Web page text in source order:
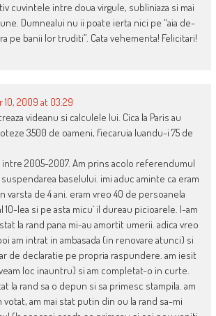
cuvintele intre doua virgule, subliniaza si mai
Dumnealui nu ii poate ierta nici pe “aia de-
pe banii lor truditi”. Cata vehementa! Felicitari!
10, 2009 at 03:29
videanu si calculele lui. Cica la Paris au
3500 de oameni, fiecaruia luandu-i 75 de
intre 2005-2007. Am prins acolo referendumul
baselului. imi aduc aminte ca eram
varsta de 4 ani. eram vreo 40 de persoanela
10-lea si pe asta micu` il dureau picioarele. l-am
la rand pana mi-au amortit umerii. adica vreo
am intrat in ambasada (in renovare atunci) si
de declaratie pe propria raspundere. am iesit
loc inauntru) si am completat-o in curte.
la rand sa o depun si sa primesc stampila. am
votat, am mai stat putin din ou la rand sa-mi